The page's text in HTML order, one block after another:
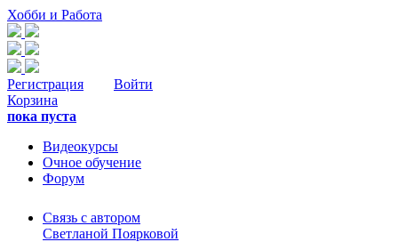
Хобби и Работа
Регистрация
Войти
Корзина
пока пуста
Видеокурсы
Очное обучение
Форум
Связь с автором
Светланой Поярковой